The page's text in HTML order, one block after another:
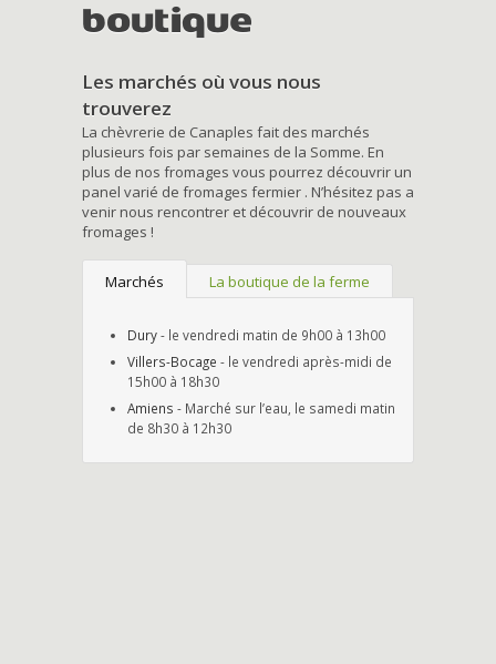
boutique
Les marchés où vous nous
trouverez
La chèvrerie de Canaples fait des marchés
plusieurs fois par semaines de la Somme. En
plus de nos fromages vous pourrez découvrir un
panel varié de fromages fermier . N’hésitez pas a
venir nous rencontrer et découvrir de nouveaux
fromages !
Marchés La boutique de la ferme
Dury- le vendredi matin de 9h00 à 13h00
Villers-Bocage - le vendredi après-midi de
15h00 à 18h30
Amiens - Marché sur l’eau, le samedi matin
de 8h30 à 12h30